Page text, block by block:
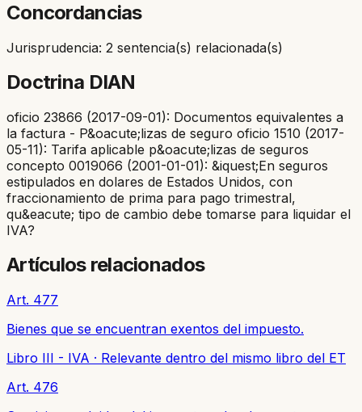
Concordancias
Jurisprudencia: 2 sentencia(s) relacionada(s)
Doctrina DIAN
oficio 23866 (2017-09-01): Documentos equivalentes a
la factura - P&oacute;lizas de seguro oficio 1510 (2017-
05-11): Tarifa aplicable p&oacute;lizas de seguros
concepto 0019066 (2001-01-01): &iquest;En seguros
estipulados en dolares de Estados Unidos, con
fraccionamiento de prima para pago trimestral,
qu&eacute; tipo de cambio debe tomarse para liquidar el
IVA?
Artículos relacionados
Art. 477
Bienes que se encuentran exentos del impuesto.
Libro III - IVA · Relevante dentro del mismo libro del ET
Art. 476